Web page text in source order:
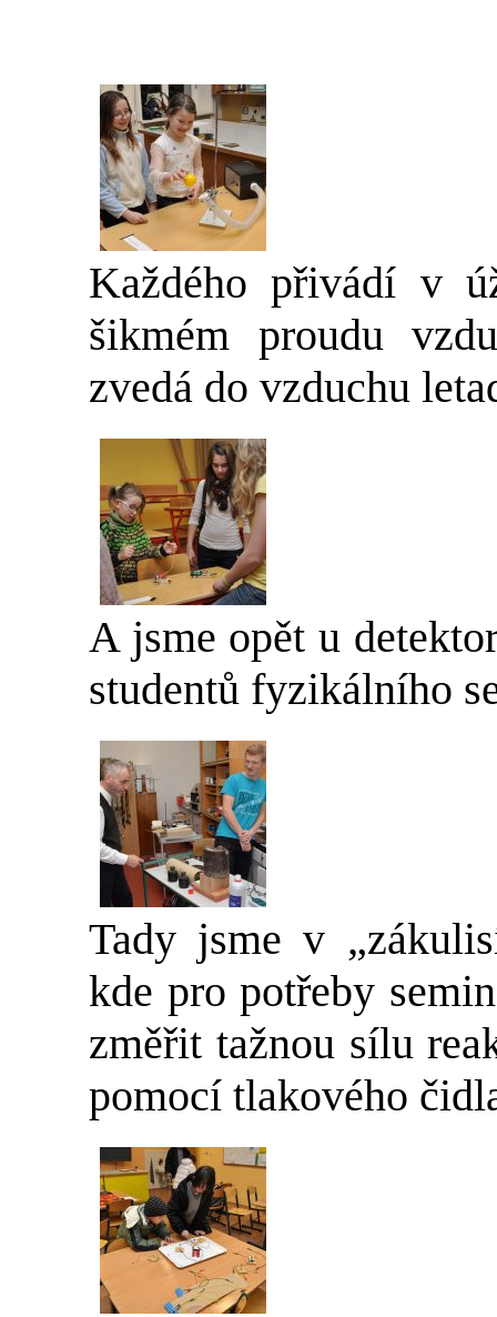
Každého přivádí v
šikmém proudu
zvedá do vzduchu
A jsme opět u
studentů fyzikálního
Tady jsme v
kde pro potřeby
změřit tažnou sílu
pomocí tlakového